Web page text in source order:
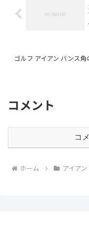
ゴルフ アイアン バンス
コメント
コ
ホーム アイアン